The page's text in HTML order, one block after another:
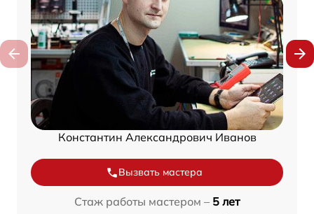
Константин Александрович Иванов
Вызвать мастера
Стаж работы мастером – 5 лет